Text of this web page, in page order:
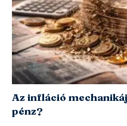
Az infláció
pénz?